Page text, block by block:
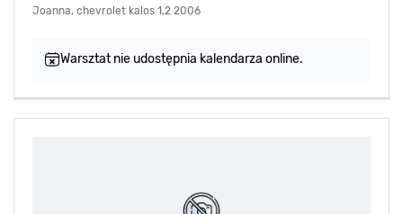
Joanna, chevrolet kalos 1,2 2006
Warsztat nie udostępnia kalendarza online.